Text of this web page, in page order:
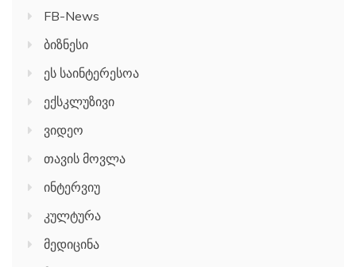
FB-News
ბიზნესი
ეს საინტერესოა
ექსკლუზივი
ვიდეო
თავის მოვლა
ინტერვიუ
კულტურა
მედიცინა